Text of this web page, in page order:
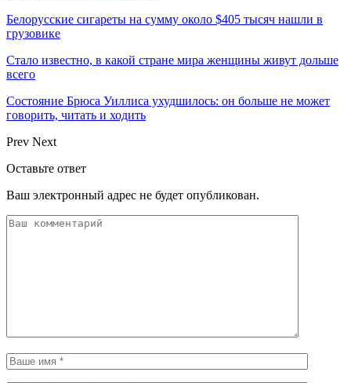
Белорусские сигареты на сумму около $405 тысяч нашли в
грузовике
Стало известно, в какой стране мира женщины живут дольше
всего
Состояние Брюса Уиллиса ухудшилось: он больше не может
говорить, читать и ходить
Prev Next
Оставьте ответ
Ваш электронный адрес не будет опубликован.